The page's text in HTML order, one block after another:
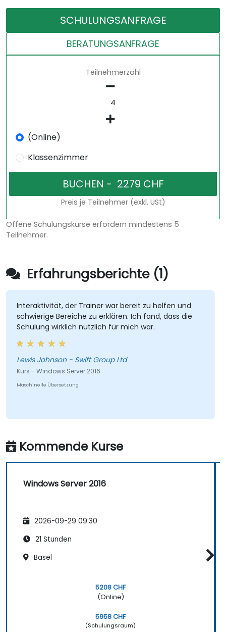
SCHULUNGSANFRAGE
BERATUNGSANFRAGE
Teilnehmerzahl
(Online)
Klassenzimmer
Preis je Teilnehmer (exkl. USt)
Offene Schulungskurse erfordern mindestens 5
Teilnehmer.
Erfahrungsberichte (1)
Interaktivität, der Trainer war bereit zu helfen und
schwierige Bereiche zu erklären. Ich fand, dass die
Schulung wirklich nützlich für mich war.
Lewis Johnson - Swift Group Ltd
Kurs - Windows Server 2016
Maschinelle Übersetzung
Kommende Kurse
Windows Server 2016
2026-09-29 09:30
21 Stunden
Basel
5208 CHF
(Online)
5958 CHF
(Schulungsraum)